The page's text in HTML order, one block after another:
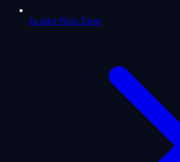
Ja oder Nein Tarot